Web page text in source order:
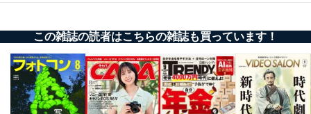
制定：2005年4月1日
株式会社富士山マガジンサービス
代表取締役会長 西野 伸一郎
個人情報の取扱いについて
１．個人情報保護管理者
この雑誌の読者はこちらの雑誌も買っています！